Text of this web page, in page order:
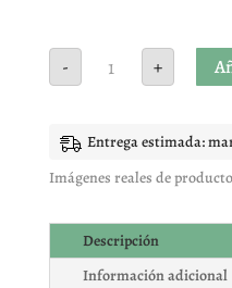
- girasol +
Entrega estimada:
Imágenes reales de producto
Descripción
Información adicional